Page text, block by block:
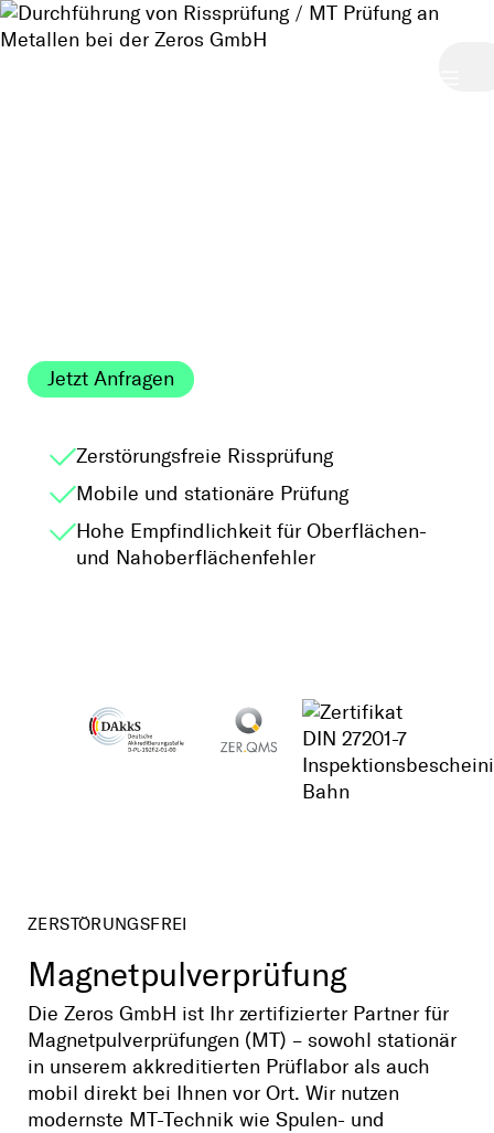
Jetzt Anfragen
Zerstörungsfreie Rissprüfung
Mobile und stationäre Prüfung
Hohe Empfindlichkeit für Oberflächen-
und Nahoberflächenfehler
ZERSTÖRUNGSFREI
Magnetpulverprüfung
Die Zeros GmbH ist Ihr zertifizierter Partner für
Magnetpulverprüfungen (MT) – sowohl stationär
in unserem akkreditierten Prüflabor als auch
mobil direkt bei Ihnen vor Ort. Wir nutzen
modernste MT-Technik wie Spulen- und